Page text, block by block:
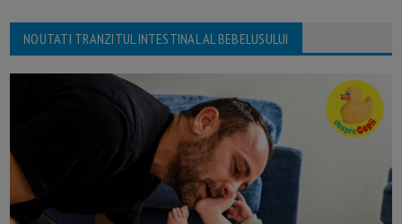
NOUTATI TRANZITUL INTESTINAL AL BEBELUSULUI